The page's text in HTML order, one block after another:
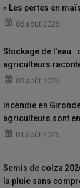
« Les pertes en
tournesol sont
mon exploitation »
06 août 2026
Stockage de l'eau :
agriculteurs
expérience des
05 août 2026
Incendie en
agriculteurs sont
autorisés à
01 août 2026
Semis de colza
la pluie sans